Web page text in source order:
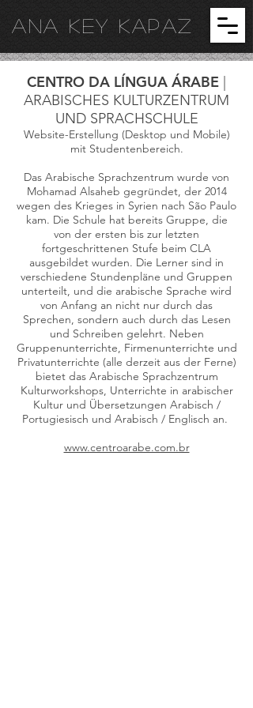
ANA KEY KAPAZ
CENTRO DA LÍNGUA ÁRABE
ARABISCHES KULTURZENTRUM
UND SPRACHSCHULE
Website-Erstellung (Desktop und Mobile)
mit Studentenbereich.
Das Arabische Sprachzentrum wurde von
Mohamad Alsaheb gegründet, der 2014
wegen des Krieges in Syrien nach São Paulo
kam. Die Schule hat bereits Gruppe, die
von der ersten bis zur letzten
fortgeschrittenen Stufe beim CLA
ausgebildet wurden. Die Lerner sind in
verschiedene Stundenpläne und Gruppen
unterteilt, und die arabische Sprache wird
von Anfang an nicht nur durch das
Sprechen, sondern auch durch das Lesen
und Schreiben gelehrt. Neben
Gruppenunterrichte, Firmenunterrichte und
Privatunterrichte (alle derzeit aus der Ferne)
bietet das Arabische Sprachzentrum
Kulturworkshops, Unterrichte in arabischer
Kultur und Übersetzungen Arabisch /
Portugiesisch und Arabisch / Englisch an.
www.centroarabe.com.br